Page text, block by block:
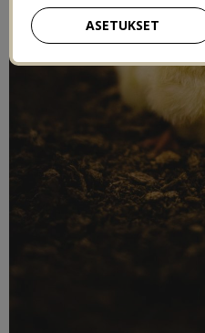
ASETUKSET